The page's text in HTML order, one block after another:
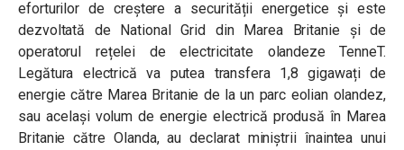
eforturilor de creștere a securității energetice și este
dezvoltată de National Grid din Marea Britanie și de
operatorul rețelei de electricitate olandeze TenneT.
Legătura electrică va putea transfera 1,8 gigawați de
energie către Marea Britanie de la un parc eolian olandez,
sau același volum de energie electrică produsă în Marea
Britanie către Olanda, au declarat miniștrii înaintea unui